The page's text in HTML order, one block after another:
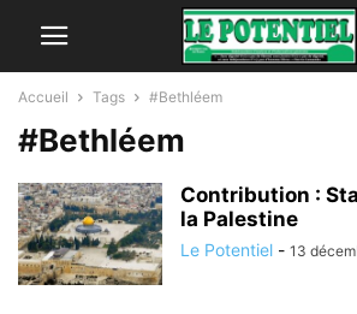
Accueil Tags #Bethléem
#Bethléem
Contribution :
la Palestine
Le Potentiel - 13